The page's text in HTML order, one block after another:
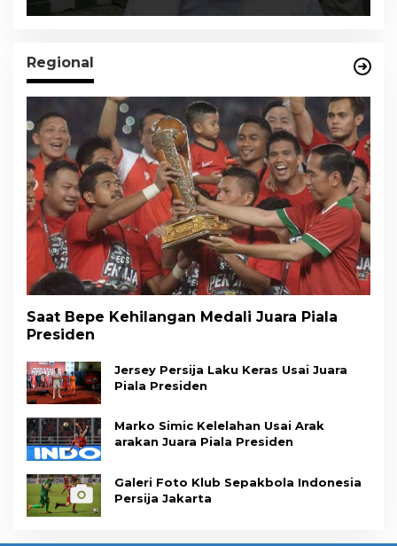
Regional
Saat Bepe Kehilangan Medali Juara Piala
Presiden
Jersey Persija Laku Keras Usai Juara
Piala Presiden
Marko Simic Kelelahan Usai Arak
arakan Juara Piala Presiden
Galeri Foto Klub Sepakbola Indonesia
Persija Jakarta